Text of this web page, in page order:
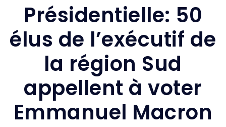
Présidentielle: 50
élus de l’exécutif de
la région Sud
appellent à voter
Emmanuel Macron